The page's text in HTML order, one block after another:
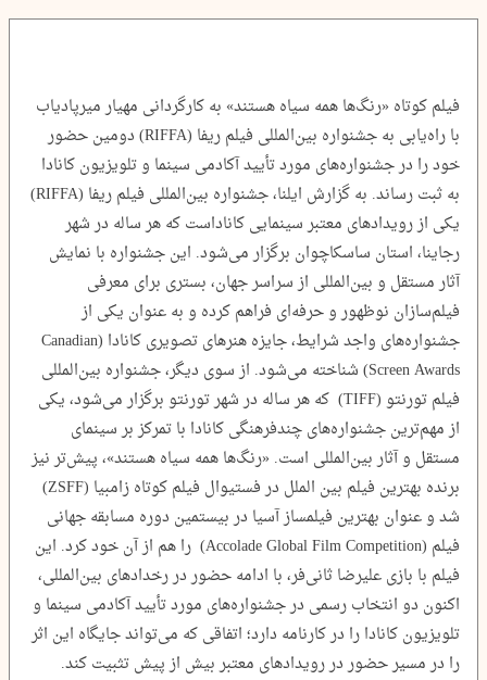
فیلم کوتاه «رنگ‌ها همه سیاه هستند» به کارگردانی مهیار میرپادیاب
با راه‌یابی به جشنواره بین‌المللی فیلم ریفا (RIFFA) دومین حضور
خود را در جشنواره‌های مورد تأیید آکادمی سینما و تلویزیون کانادا
به ثبت رساند. به گزارش ایلنا، جشنواره بین‌المللی فیلم ریفا (RIFFA)
یکی از رویدادهای معتبر سینمایی کاناداست که هر ساله در شهر
رجاینا، استان ساسکاچوان برگزار می‌شود. این جشنواره با نمایش
آثار مستقل و بین‌المللی از سراسر جهان، بستری برای معرفی
فیلم‌سازان نوظهور و حرفه‌ای فراهم کرده و به‌ عنوان یکی از
جشنواره‌های واجد شرایط، جایزه هنرهای تصویری کانادا (Canadian
Screen Awards) شناخته می‌شود. از سوی دیگر، جشنواره بین‌المللی
فیلم تورنتو (TIFF) که هر ساله در شهر تورنتو برگزار می‌شود، یکی
از مهم‌ترین جشنواره‌های چندفرهنگی کانادا با تمرکز بر سینمای
مستقل و آثار بین‌المللی است. «رنگ‌ها همه سیاه هستند»، پیش‌تر نیز
برنده بهترین فیلم بین الملل در فستیوال فیلم کوتاه زامبیا (ZSFF)
شد و عنوان بهترین فیلمساز آسیا در بیستمین دوره مسابقه جهانی
فیلم (Accolade Global Film Competition) را هم از آن خود کرد. این
فیلم با بازی علیرضا ثانی‌فر، با ادامه حضور در رخدادهای بین‌المللی،
اکنون دو انتخاب رسمی در جشنواره‌های مورد تأیید آکادمی سینما و
تلویزیون کانادا را در کارنامه دارد؛ اتفاقی که می‌تواند جایگاه این اثر
را در مسیر حضور در رویدادهای معتبر بیش از پیش تثبیت ‌کند.